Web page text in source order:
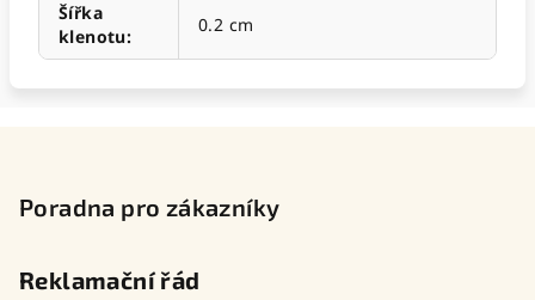
Šířka
klenotu:
0.2 cm
Poradna pro zákazníky
Reklamační řád